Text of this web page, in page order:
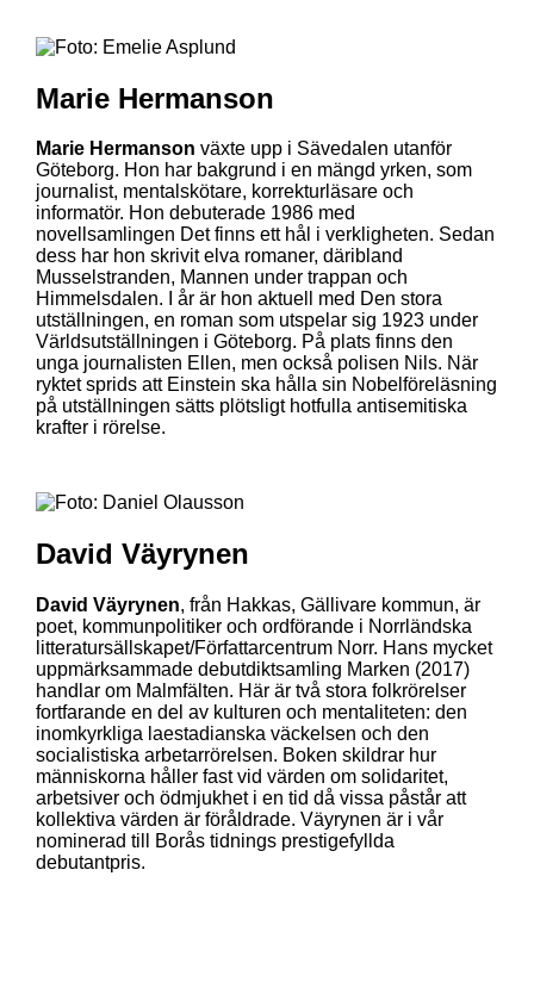
Marie Hermanson
Marie Hermanson växte upp i Sävedalen utanför
Göteborg. Hon har bakgrund i en mängd yrken, som
journalist, mentalskötare, korrekturläsare och
informatör. Hon debuterade 1986 med
novellsamlingen Det finns ett hål i verkligheten. Sedan
dess har hon skrivit elva romaner, däribland
Musselstranden, Mannen under trappan och
Himmelsdalen. I år är hon aktuell med Den stora
utställningen, en roman som utspelar sig 1923 under
Världsutställningen i Göteborg. På plats finns den
unga journalisten Ellen, men också polisen Nils. När
ryktet sprids att Einstein ska hålla sin Nobelföreläsning
på utställningen sätts plötsligt hotfulla antisemitiska
krafter i rörelse.
David Väyrynen
David Väyrynen, från Hakkas, Gällivare kommun, är
poet, kommunpolitiker och ordförande i Norrländska
litteratursällskapet/Författarcentrum Norr. Hans mycket
uppmärksammade debutdiktsamling Marken (2017)
handlar om Malmfälten. Här är två stora folkrörelser
fortfarande en del av kulturen och mentaliteten: den
inomkyrkliga laestadianska väckelsen och den
socialistiska arbetarrörelsen. Boken skildrar hur
människorna håller fast vid värden om solidaritet,
arbetsiver och ödmjukhet i en tid då vissa påstår att
kollektiva värden är föråldrade. Väyrynen är i vår
nominerad till Borås tidnings prestigefyllda
debutantpris.